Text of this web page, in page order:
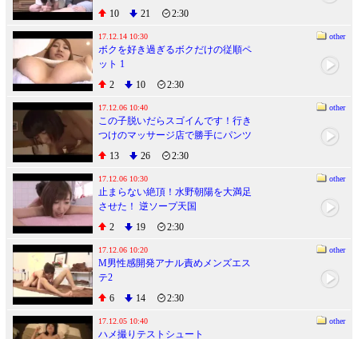
シコらせch 3
10 21 2:30
17.12.14 10:30 other
ボクを好き過ぎるボクだけの従順ペ
ット 1
2
10 2:30
17.12.06 10:40 other
この子脱いだらスゴイんです！行き
つけのマッサージ店で勝手にパンツ
を濡らしちゃうピンク乳首のムッツ
リ現役女子大生AV Debut！ゆずき
２０歳
13 26 2:30
17.12.06 10:30 other
止まらない絶頂！水野朝陽を大満足
させた！ 逆ソープ天国
2
19 2:30
17.12.06 10:20 other
M男性感開発アナル責めメンズエス
テ2
6
14 2:30
17.12.05 10:40 other
ハメ撮りテストシュート